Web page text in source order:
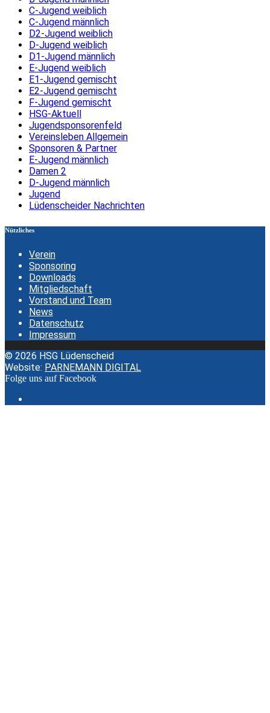
C-Jugend weiblich
C-Jugend männlich
D2-Jugend weiblich
D-Jugend weiblich
D1-Jugend männlich
E-Jugend weiblich
E1-Jugend gemischt
E2-Jugend gemischt
F-Jugend gemischt
HSG-Aktuell
Jugendsponsorenfeld
Vereinsleben Allgemein
Sponsoren & Partner
E-Jugend männlich
Damen 2
D-Jugend männlich
Jugend
Lüdenscheider Nachrichten
Nützliches
Verein
Sponsoring
Downloads
Mitgliedschaft
Vorstand und Team
News
Datenschutz
Impressum
© 2026 HSG Lüdenscheid
Website: PARNEMANN DIGITAL
Folge uns auf Facebook